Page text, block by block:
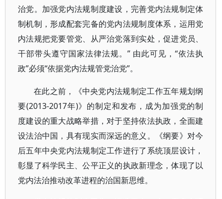
治党。加强党内法规制度建设，完善党内法规制定体
制机制，形成配套完备的党内法规制度体系，运用党
内法规把党要管党、从严治党落到实处，促进党员、
干部带头遵守国家法律法规。” 由此可见，“依法执
政”必须“依据党内法规管党治党”。
在此之前，《中央党内法规制定工作五年规划纲
要(2013-2017年)》的制定和发布，成为加强党的制
度建设的重大战略举措，对于坚持依法执政，全面建
设法治中国，具有现实而深远的意义。《纲要》对今
后五年中央党内法规制定工作进行了系统顶层设计，
彰显了科学民主、公平正义的执政新理念，体现了以
党内法治推动改革进程的治国新思维。